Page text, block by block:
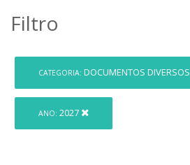
Filtro
CATEGORIA: DOCUMENTOS DIVERSOS
ANO: 2027